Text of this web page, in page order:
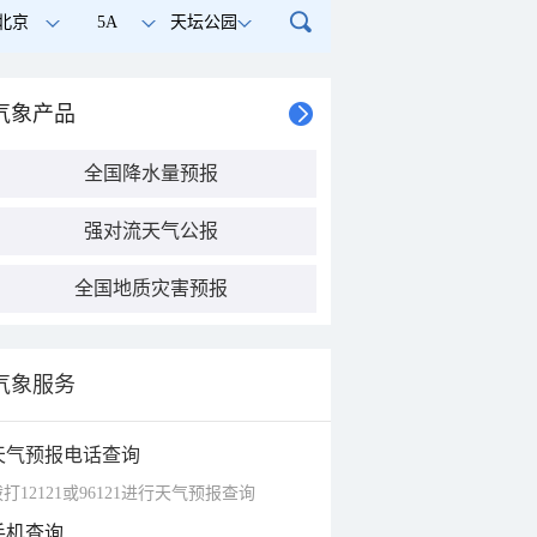
京 5A 天坛公园
象产品
全国降水量预报
强对流天气公报
全国地质灾害预报
象服务
气预报电话查询
打12121或96121进行天气预报查询
机查询